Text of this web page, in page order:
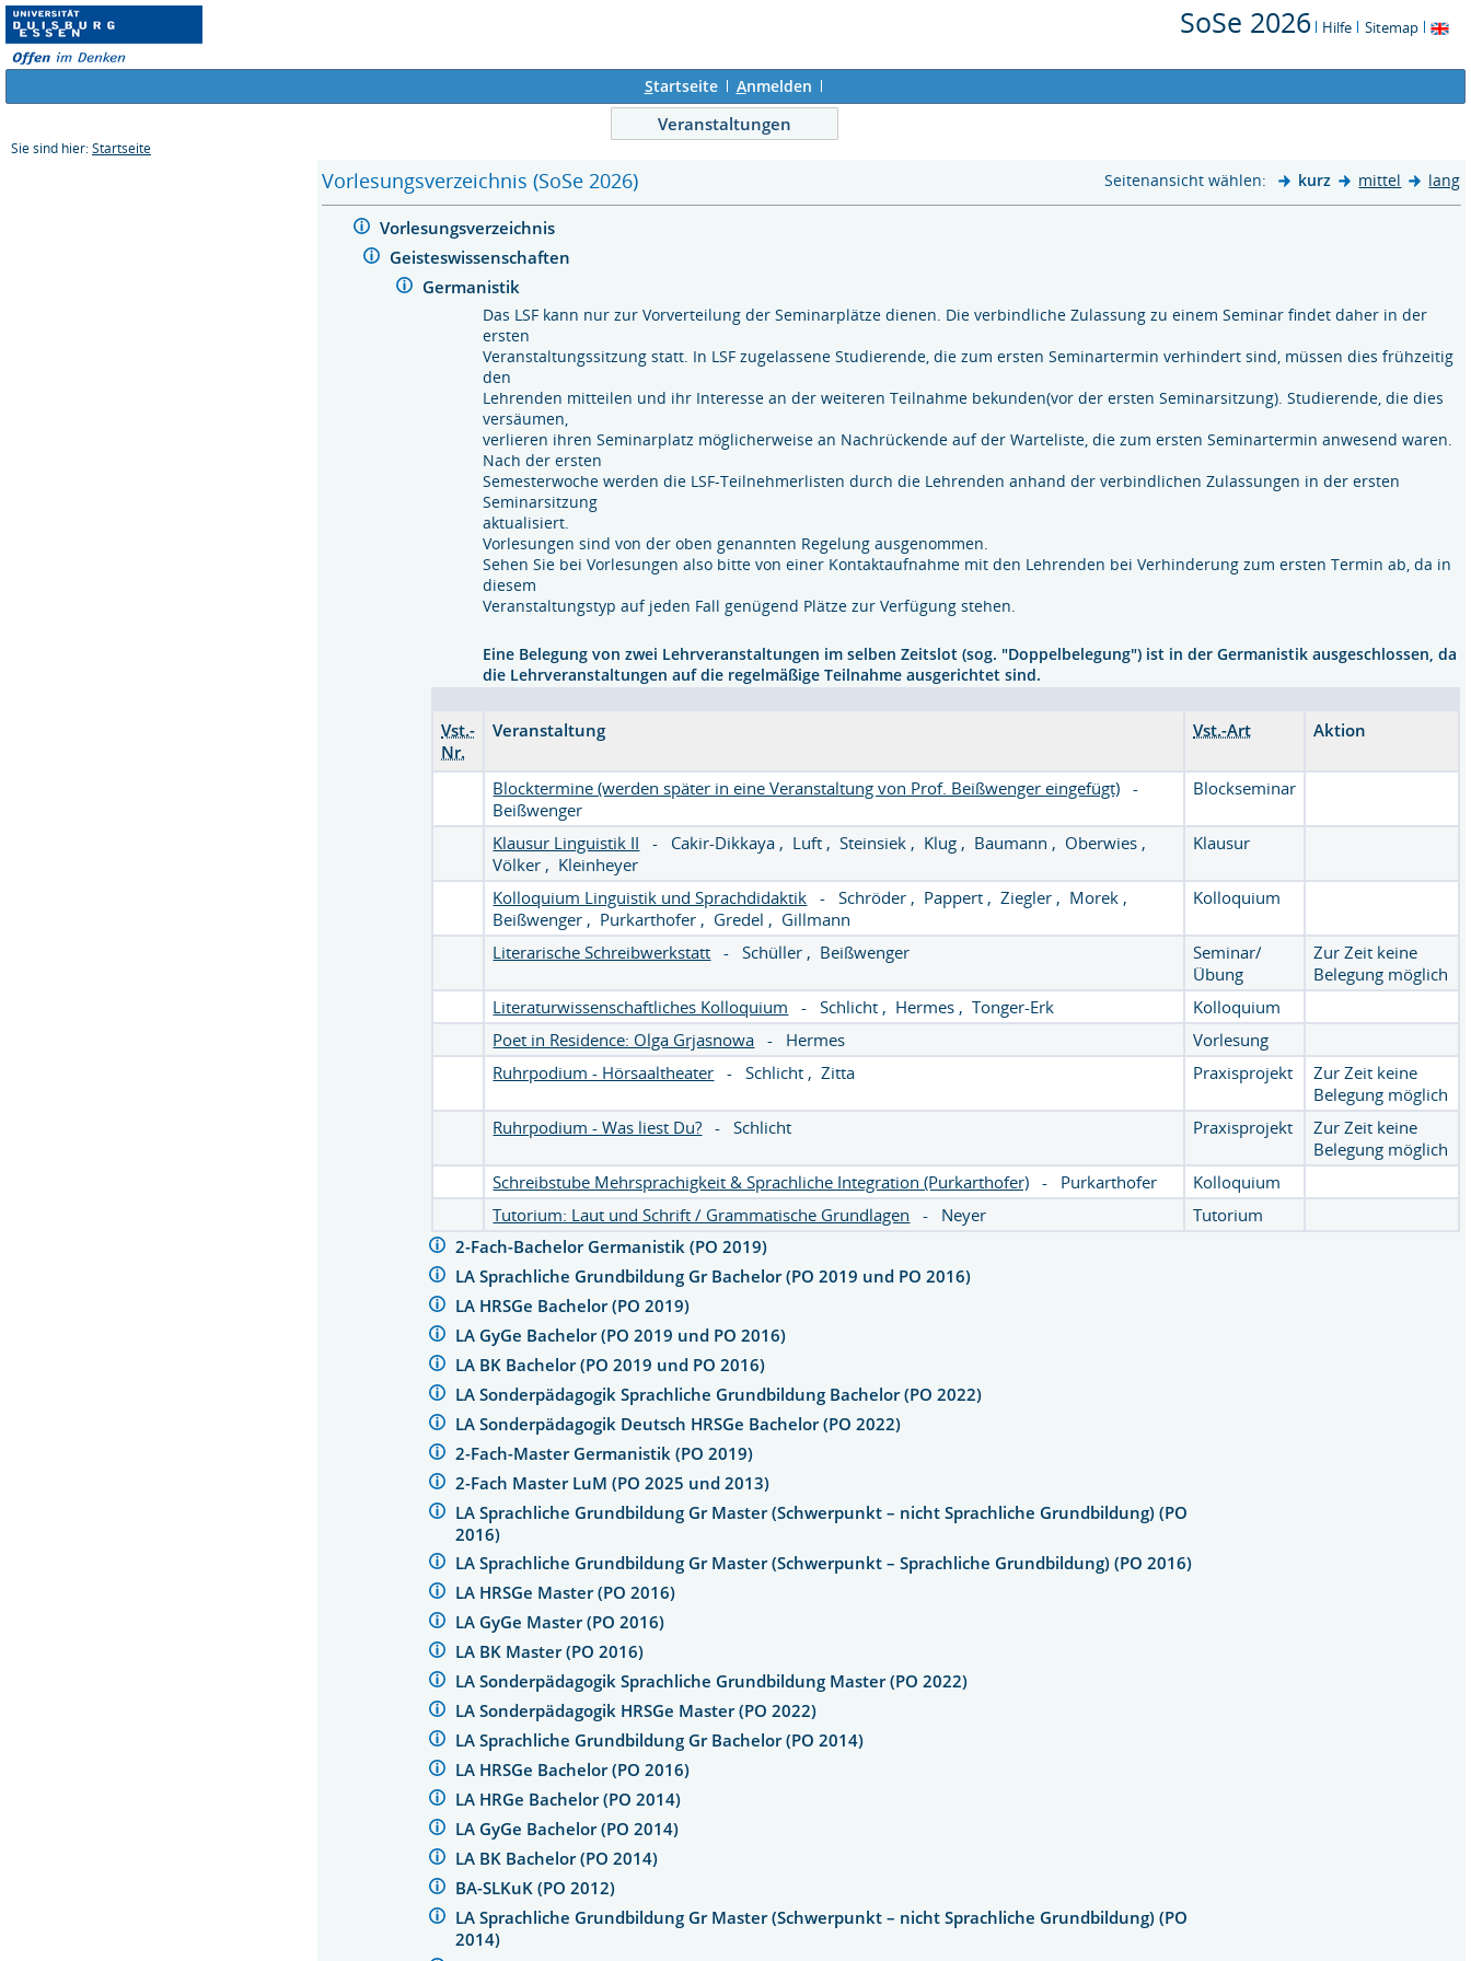
SoSe 2026 Hilfe Sitemap
Startseite Anmelden
Veranstaltungen
Sie sind hier: Startseite
Vorlesungsverzeichnis (SoSe 2026) Seitenansicht wählen: kurz mittel lang
Vorlesungsverzeichnis
Geisteswissenschaften
Germanistik
Das LSF kann nur zur Vorverteilung der Seminarplätze dienen. Die verbindliche Zulassung zu einem Seminar findet daher in der
ersten
Veranstaltungssitzung statt. In LSF zugelassene Studierende, die zum ersten Seminartermin verhindert sind, müssen dies frühzeitig
den
Lehrenden mitteilen und ihr Interesse an der weiteren Teilnahme bekunden(vor der ersten Seminarsitzung). Studierende, die dies
versäumen,
verlieren ihren Seminarplatz möglicherweise an Nachrückende auf der Warteliste, die zum ersten Seminartermin anwesend waren.
Nach der ersten
Semesterwoche werden die LSF-Teilnehmerlisten durch die Lehrenden anhand der verbindlichen Zulassungen in der ersten
Seminarsitzung
aktualisiert.
Vorlesungen sind von der oben genannten Regelung ausgenommen.
Sehen Sie bei Vorlesungen also bitte von einer Kontaktaufnahme mit den Lehrenden bei Verhinderung zum ersten Termin ab, da in
diesem
Veranstaltungstyp auf jeden Fall genügend Plätze zur Verfügung stehen.
Eine Belegung von zwei Lehrveranstaltungen im selben Zeitslot (sog. "Doppelbelegung") ist in der Germanistik ausgeschlossen, da
die Lehrveranstaltungen auf die regelmäßige Teilnahme ausgerichtet sind.
Vst.-
Nr.
Veranstaltung Vst.-Art Aktion
Blocktermine (werden später in eine Veranstaltung von Prof. Beißwenger eingefügt) -
Beißwenger
Blockseminar
Klausur Linguistik II - Cakir-Dikkaya , Luft ,Steinsiek , Klug , Baumann , Oberwies ,
Völker , Kleinheyer
Klausur
Kolloquium Linguistik und Sprachdidaktik -Schröder , Pappert ,Ziegler , Morek ,
Beißwenger , Purkarthofer , Gredel , Gillmann
Kolloquium
Literarische Schreibwerkstatt -Schüller , Beißwenger
Seminar/
Übung
Zur Zeit keine
Belegung möglich
Literaturwissenschaftliches Kolloquium -Schlicht , Hermes ,Tonger-Erk
Kolloquium
Poet in Residence: Olga Grjasnowa - Hermes
Vorlesung
Ruhrpodium - Hörsaaltheater -Schlicht ,Zitta Praxisprojekt
Zur Zeit keine
Belegung möglich
Ruhrpodium - Was liest Du? -Schlicht Praxisprojekt
Zur Zeit keine
Belegung möglich
Schreibstube Mehrsprachigkeit & Sprachliche Integration (Purkarthofer) - Purkarthofer
Kolloquium
Tutorium: Laut und Schrift / Grammatische Grundlagen - Neyer
Tutorium
2-Fach-Bachelor Germanistik (PO 2019)
LA Sprachliche Grundbildung Gr Bachelor (PO 2019 und PO 2016)
LA HRSGe Bachelor (PO 2019)
LA GyGe Bachelor (PO 2019 und PO 2016)
LA BK Bachelor (PO 2019 und PO 2016)
LA Sonderpädagogik Sprachliche Grundbildung Bachelor (PO 2022)
LA Sonderpädagogik Deutsch HRSGe Bachelor (PO 2022)
2-Fach-Master Germanistik (PO 2019)
2-Fach Master LuM (PO 2025 und 2013)
LA Sprachliche Grundbildung Gr Master (Schwerpunkt – nicht Sprachliche Grundbildung) (PO
2016)
LA Sprachliche Grundbildung Gr Master (Schwerpunkt – Sprachliche Grundbildung) (PO 2016)
LA HRSGe Master (PO 2016)
LA GyGe Master (PO 2016)
LA BK Master (PO 2016)
LA Sonderpädagogik Sprachliche Grundbildung Master (PO 2022)
LA Sonderpädagogik HRSGe Master (PO 2022)
LA Sprachliche Grundbildung Gr Bachelor (PO 2014)
LA HRSGe Bachelor (PO 2016)
LA HRGe Bachelor (PO 2014)
LA GyGe Bachelor (PO 2014)
LA BK Bachelor (PO 2014)
BA-SLKuK (PO 2012)
LA Sprachliche Grundbildung Gr Master (Schwerpunkt – nicht Sprachliche Grundbildung) (PO
2014)